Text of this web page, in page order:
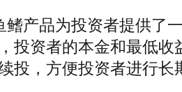
鳍产品为投资者提供了
投资者的本金和最低收
投，方便投资者进行长